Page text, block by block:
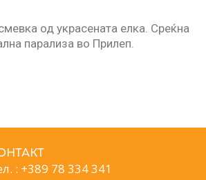
од украсената елка. Среќна
парализа во Прилеп.
: +389 78 334 341